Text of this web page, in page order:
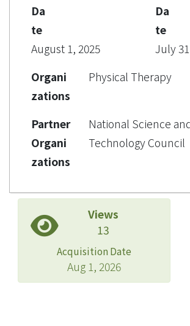
Da
te
August 1, 2025
Da
te
July
Organi
zations
Physical Therapy
Partner
Organi
zations
National Science
Technology Council
Views
13
Acquisition Date
Aug 1, 2026